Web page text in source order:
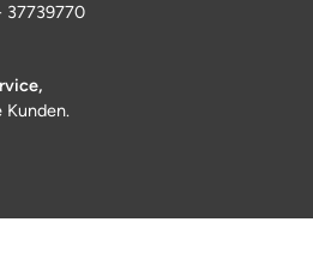
37739770
Kunden.